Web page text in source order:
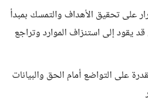
على تحقيق الأهداف والتمسك بمبدأ
يقود إلى استنزاف الموارد وتراجع
على التواضع أمام الحق والبيانات